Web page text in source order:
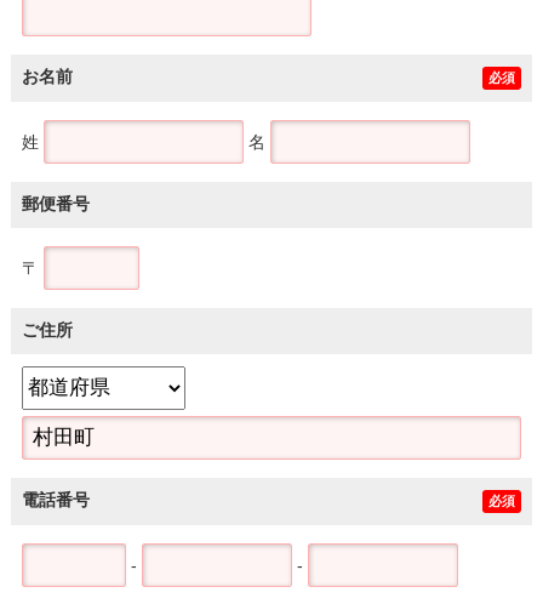
お名前 必須
姓 名
郵便番号
〒
ご住所
電話番号 必須
- -